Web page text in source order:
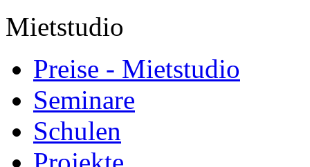
Mietstudio
Preise - Mietstudio
Seminare
Schulen